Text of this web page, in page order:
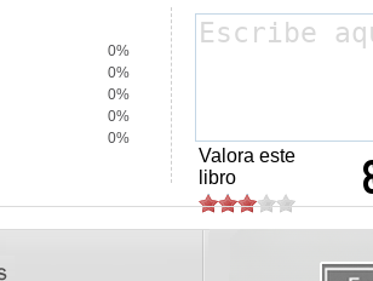
0%
0%
0%
0%
0%
Valora este
libro